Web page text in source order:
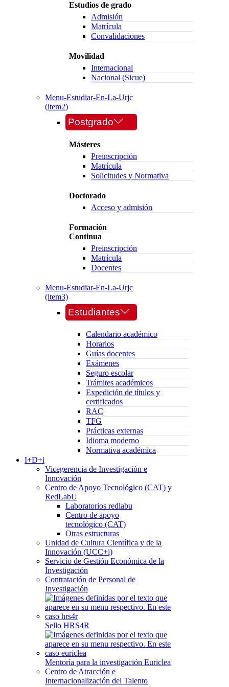
Estudios de grado
Admisión
Matrícula
Convalidaciones
Movilidad
Internacional
Nacional (Sicue)
Menu-Estudiar-En-La-Urjc
(item2)
Postgrado
Másteres
Preinscripción
Matrícula
Solicitudes y Normativa
Doctorado
Acceso y admisión
Formación
Continua
Preinscripción
Matrícula
Docentes
Menu-Estudiar-En-La-Urjc
(item3)
Estudiantes
Calendario académico
Horarios
Guías docentes
Exámenes
Seguro escolar
Trámites académicos
Expedición de títulos y
certificados
RAC
TFG
Prácticas externas
Idioma moderno
Normativa académica
I+D+i
Vicegerencia de Investigación e
Innovación
Centro de Apoyo Tecnológico (CAT) y
RedLabU
Laboratorios redlabu
Centro de apoyo
tecnológico (CAT)
Otras estructuras
Unidad de Cultura Científica y de la
Innovación (UCC+i)
Servicio de Gestión Económica de la
Investigación
Contratación de Personal de
Investigación
Sello HRS4R
Mentoría para la investigación Euriclea
Centro de Atracción e
Internacionalización del Talento